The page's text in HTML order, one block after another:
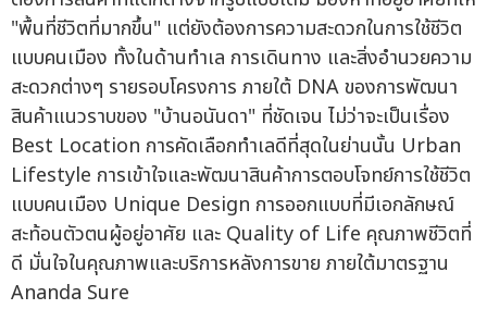
"พื้นที่ชีวิตที่มากขึ้น" แต่ยังต้องการความสะดวกในการใช้ชีวิต
แบบคนเมือง ทั้งในด้านทำเล การเดินทาง และสิ่งอำนวยความ
สะดวกต่างๆ รายรอบโครงการ ภายใต้ DNA ของการพัฒนา
สินค้าแนวราบของ "บ้านอนันดา" ที่ชัดเจน ไม่ว่าจะเป็นเรื่อง
Best Location การคัดเลือกทำเลดีที่สุดในย่านนั้น Urban
Lifestyle การเข้าใจและพัฒนาสินค้าการตอบโจทย์การใช้ชีวิต
แบบคนเมือง Unique Design การออกแบบที่มีเอกลักษณ์
สะท้อนตัวตนผู้อยู่อาศัย และ Quality of Life คุณภาพชีวิตที่
ดี มั่นใจในคุณภาพและบริการหลังการขาย ภายใต้มาตรฐาน
Ananda Sure